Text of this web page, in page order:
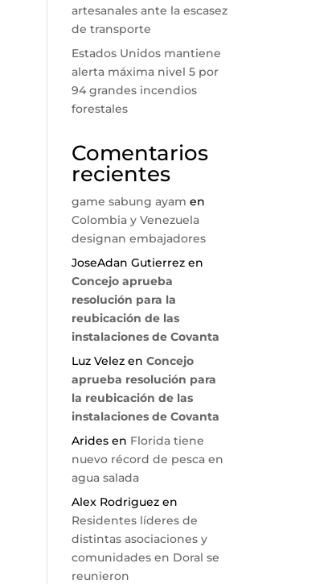
artesanales ante la escasez
de transporte
Estados Unidos mantiene
alerta máxima nivel 5 por
94 grandes incendios
forestales
Comentarios
recientes
game sabung ayam en
Colombia y Venezuela
designan embajadores
JoseAdan Gutierrez en
Concejo aprueba
resolución para la
reubicación de las
instalaciones de Covanta
Luz Velez enConcejo
aprueba resolución para
la reubicación de las
instalaciones de Covanta
Arides en Florida tiene
nuevo récord de pesca en
agua salada
Alex Rodriguez en
Residentes líderes de
distintas asociaciones y
comunidades en Doral se
reunieron